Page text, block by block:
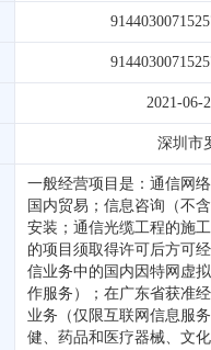
2021-06-
深圳市
一般经营项目是：通信网
国内贸易；信息咨询（不
安装；通信光缆工程的施
的项目须取得许可后方可
信业务中的国内因特网虚
作服务）；在广东省获准
业务（仅限互联网信息服
健、药品和医疗器械、文